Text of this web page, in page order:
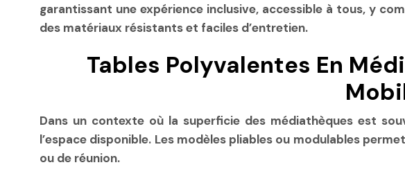
garantissant une expérience inclusive, accessible à tous, y
des matériaux résistants et faciles d’entretien.
Tables Polyvalentes En
Dans un contexte où la superficie des médiathèques est
l’espace disponible. Les modèles pliables ou modulables
ou de réunion.